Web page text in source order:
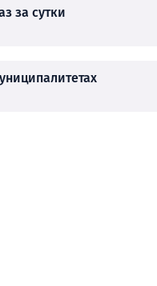
за сутки